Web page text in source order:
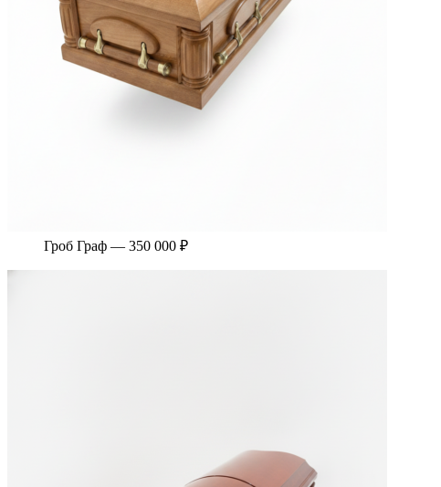
Гроб Граф — 350 000 ₽